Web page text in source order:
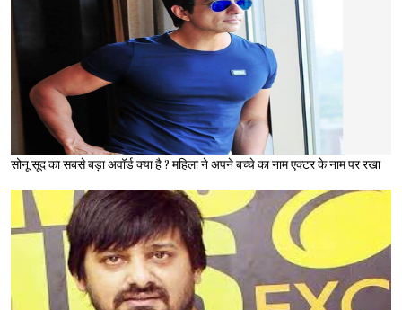
सोनू सूद का सबसे बड़ा अवॉर्ड क्या है ? महिला ने अपने बच्चे का नाम एक्टर के नाम पर रखा